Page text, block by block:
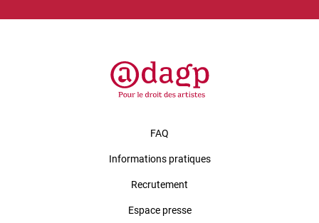
FAQ
Informations pratiques
Recrutement
Espace presse